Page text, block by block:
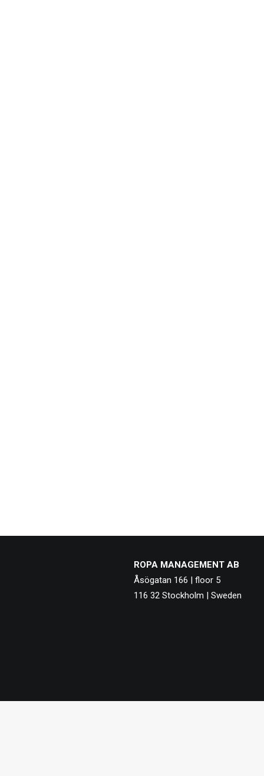
ROPA MANAGEMENT AB
Åsögatan 166 | floor 5
116 32 Stockholm | Sweden